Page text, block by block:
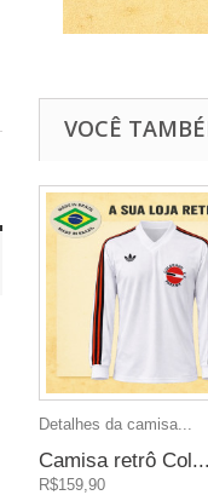
VOCÊ
Detalhes da camisa...
Camisa retrô Col...
R$159,90